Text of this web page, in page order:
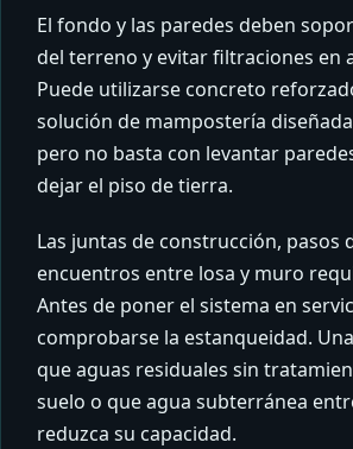
El fondo y las paredes deben
del terreno y evitar filtraciones en
Puede utilizarse concreto
solución de mampostería
pero no basta con levantar
dejar el piso de tierra.
Las juntas de construcción, pasos
encuentros entre losa y muro
Antes de poner el sistema en
comprobarse la estanqueidad.
que aguas residuales sin
suelo o que agua subterránea
reduzca su capacidad.